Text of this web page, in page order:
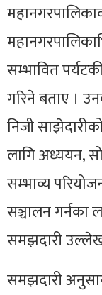
सम्भावित
गरिने बताए ।
निजी
लागि अध्ययन,
सम्भाव्य
सञ्चालन गर्नका
समझदारी
समझदारी